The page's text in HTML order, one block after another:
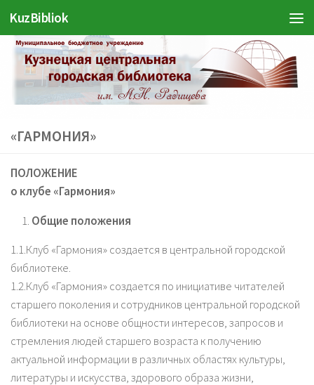
Перейти к содержимому
KuzBibliok
«ГАРМОНИЯ»
ПОЛОЖЕНИЕ
о клубе «Гармония»
Общие положения
1.1.Клуб «Гармония» создается в центральной городской
библиотеке.
1.2.Клуб «Гармония» создается по инициативе читателей
старшего поколения и сотрудников центральной городской
библиотеки на основе общности интересов, запросов и
стремления людей старшего возраста к получению
актуальной информации в различных областях культуры,
литературы и искусства, здорового образа жизни,